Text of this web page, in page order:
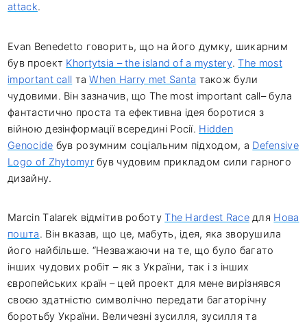
attack.
Evan Benedetto говорить, що на його думку, шикарним
був проект Khortytsia – the island of a mystery.The most
important call таWhen Harry met Santa також були
чудовими. Він зазначив, що The most important call– була
фантастично проста та ефективна ідея боротися з
війною дезінформації всередині Росії. Hidden
Genocide був розумним соціальним підходом, а Defensive
Logo of Zhytomyr був чудовим прикладом сили гарного
дизайну.
Marcin Talarek відмітив роботуThe Hardest Raceдля Нова
пошта. Він вказав, що це, мабуть, ідея, яка зворушила
його найбільше. “Незважаючи на те, що було багато
інших чудових робіт – як з України, так і з інших
європейських країн – цей проект для мене вирізнявся
своєю здатністю символічно передати багаторічну
боротьбу України. Величезні зусилля, зусилля та